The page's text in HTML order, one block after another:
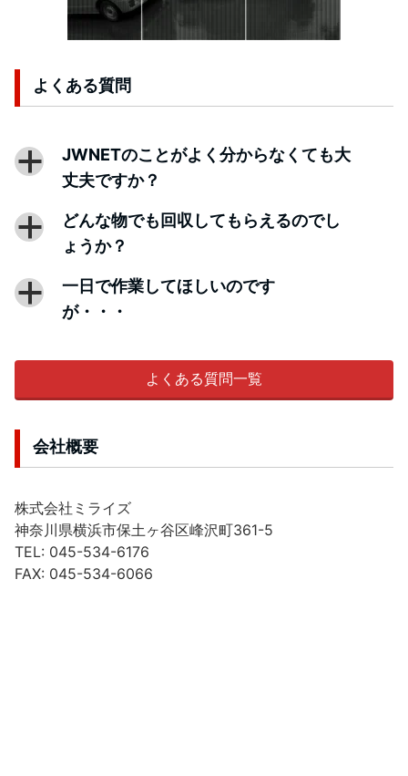
よくある質問
a
JWNETのことがよく分からなくても大
丈夫ですか？
a
どんな物でも回収してもらえるのでし
ょうか？
a
一日で作業してほしいのです
が・・・
よくある質問一覧
会社概要
株式会社ミライズ
神奈川県横浜市保土ヶ谷区峰沢町361-5
TEL: 045-534-6176
FAX: 045-534-6066